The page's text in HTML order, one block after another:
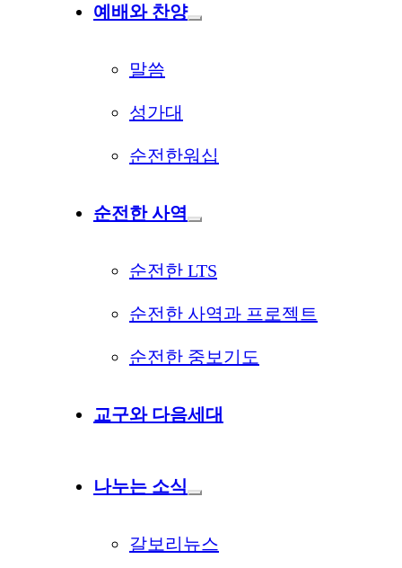
예배와 찬양
말씀
성가대
순전한워십
순전한 사역
순전한 LTS
순전한 사역과 프로젝트
순전한 중보기도
교구와 다음세대
나누는 소식
갈보리뉴스